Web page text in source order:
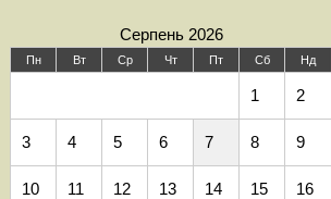
Серпень 2026
Пн Вт Ср Чт Пт Сб Нд
1 2
3 4 5 6 7 8 9
10 11 12 13 14 15 16